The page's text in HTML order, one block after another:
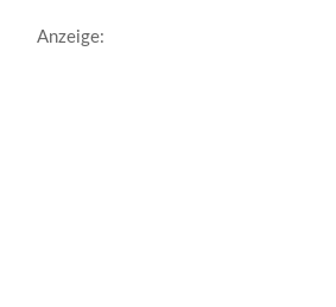
Anzeige: